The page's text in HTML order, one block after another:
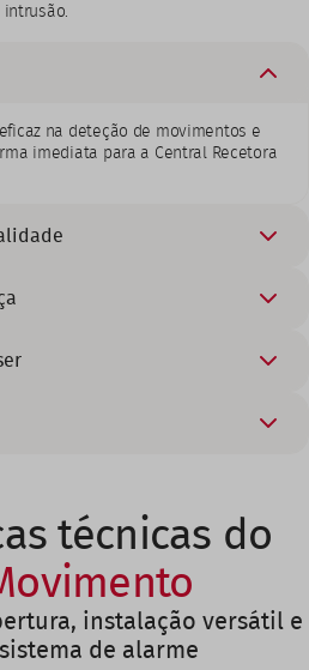
na deteção de movimentos e
imediata para a Central Recetora
técnicas do
instalação versátil e
de alarme